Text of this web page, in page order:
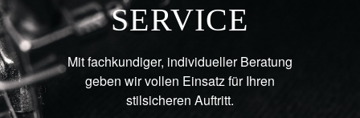
SERVICE
Mit fachkundiger, individueller Beratung
geben wir vollen Einsatz für Ihren
stilsicheren Auftritt.